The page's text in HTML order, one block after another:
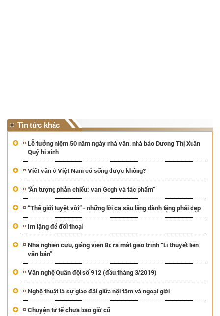
Tin tức khác
Lễ tưởng niệm 50 năm ngày nhà văn, nhà báo Dương Thị Xuân
Quý hi sinh
Viết văn ở Việt Nam có sống được không?
"Ấn tượng phản chiếu: van Gogh và tác phẩm”
“Thế giới tuyệt vời“ - những lời ca sâu lắng dành tặng phái đẹp
Im lặng để đối thoại
Nhà nghiên cứu, giảng viên 8x ra mắt giáo trình “Lí thuyết liên
văn bản”
Văn nghệ Quân đội số 912 (đầu tháng 3/2019)
Nghệ thuật là sự giao đãi giữa nội tâm và ngoại giới
Chuyện tử tế chưa bao giờ cũ